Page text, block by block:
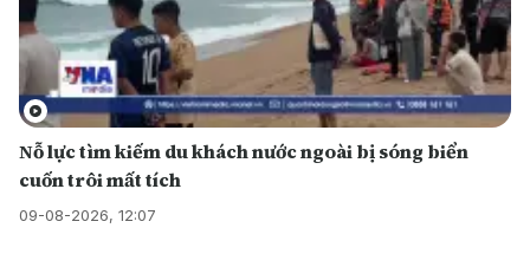
Nỗ lực tìm kiếm du khách nước ngoài bị sóng biển
cuốn trôi mất tích
09-08-2026, 12:07